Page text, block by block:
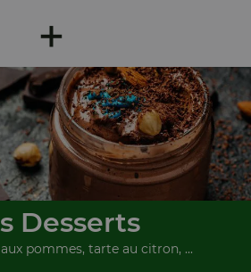
+
Desserts
pommes, tarte au citron, ...